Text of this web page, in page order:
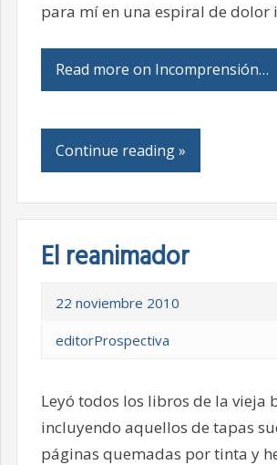
para mí en una espiral de dolor
Read more on Incomprensión…
Continue reading »
El reanimador
22 noviembre 2010
editorProspectiva
Leyó todos los libros de la vieja
incluyendo aquellos de tapas
páginas quemadas por tinta y